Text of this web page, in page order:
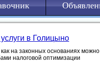
услуги в Голицыно
на законных основаниях
налоговой оптимизации